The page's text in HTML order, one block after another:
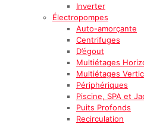
Inverter
Électropompes
Auto-amorçante
Centrifuges
D’égout
Multiétages
Multiétages
Périphériques
Piscine, SPA et
Puits Profonds
Recirculation